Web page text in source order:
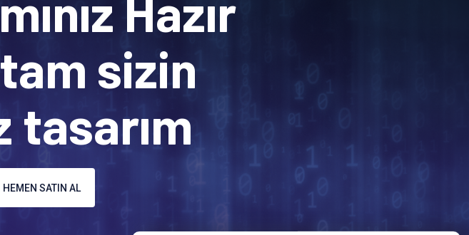
Hazır
sizin
tasarım
HEMEN SATIN AL